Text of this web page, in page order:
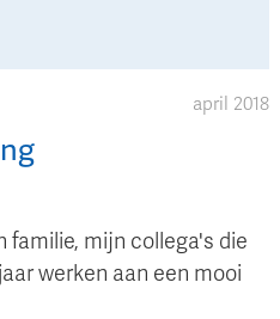
april 2018
familie, mijn collega's die
werken aan een mooi